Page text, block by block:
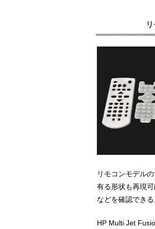
リモコンモデル
有る形状も再現
などを確認できる
HP Multi Jet